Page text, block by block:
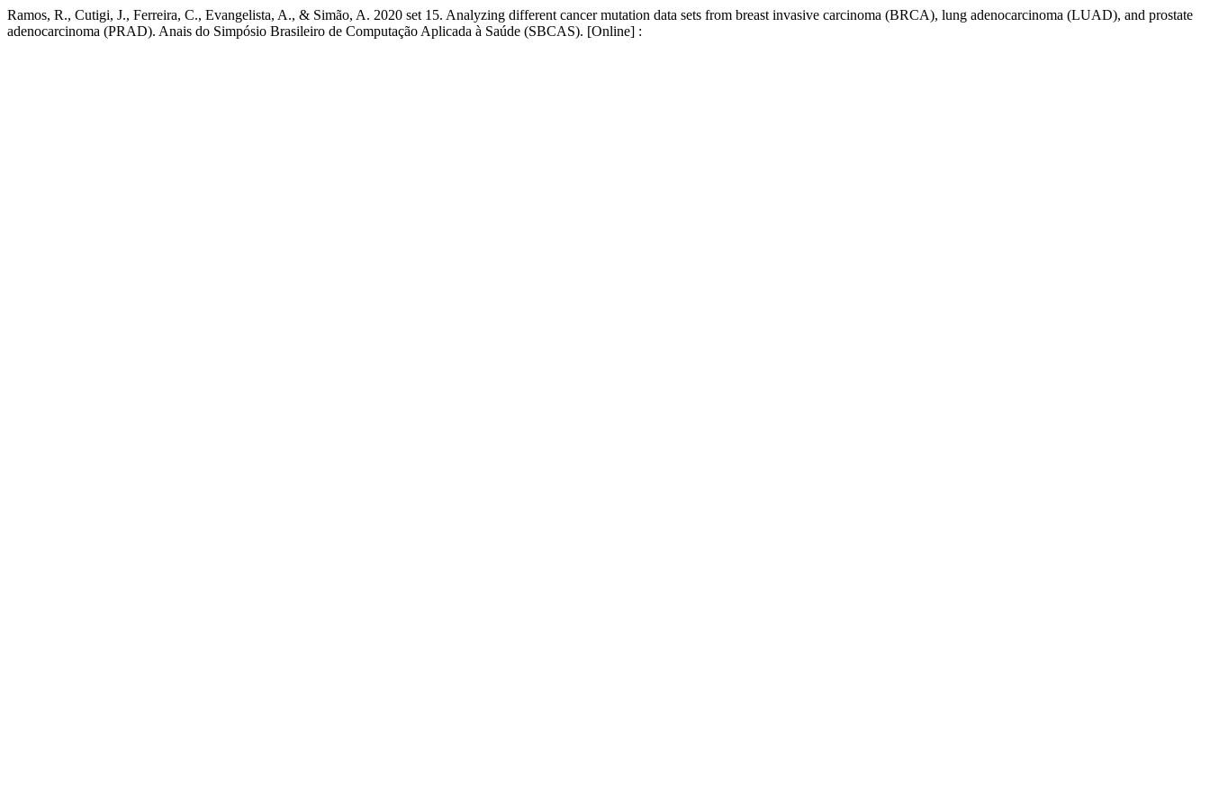
Ramos, R., Cutigi, J., Ferreira, C., Evangelista, A., & Simão, A. 2020 set 15. Analyzing different cancer mutation data sets from breast invasive carcinoma (BRCA), lung adenocarcinoma (LUAD), and prostate
adenocarcinoma (PRAD). Anais do Simpósio Brasileiro de Computação Aplicada à Saúde (SBCAS). [Online] :